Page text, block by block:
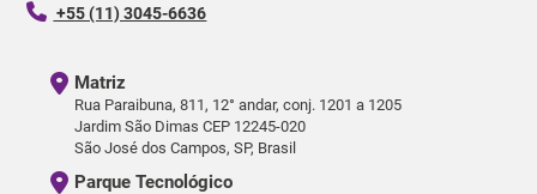
+55 (11) 3045-6636
Matriz
Rua Paraibuna, 811, 12° andar, conj. 1201 a 1205
Jardim São Dimas CEP 12245-020
São José dos Campos, SP, Brasil
Parque Tecnológico